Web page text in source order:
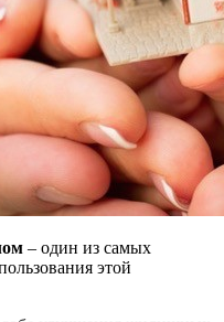
– один из самых
этой